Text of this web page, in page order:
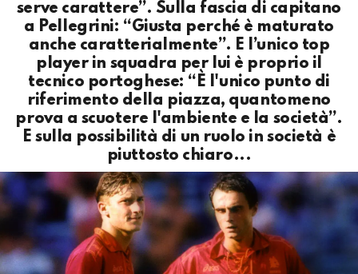
serve carattere”. Sulla fascia di capitano
a Pellegrini: “Giusta perché è maturato
anche caratterialmente”. E l’unico top
player in squadra per lui è proprio il
tecnico portoghese: “È l'unico punto di
riferimento della piazza, quantomeno
prova a scuotere l'ambiente e la società”.
E sulla possibilità di un ruolo in società è
piuttosto chiaro...